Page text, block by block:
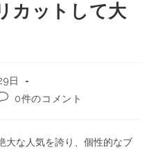
カットして大
日
0件のコメント
大な人気を誇り、個性的なブ